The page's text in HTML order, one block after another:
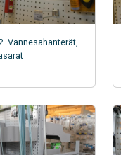
Vannesahanterät,